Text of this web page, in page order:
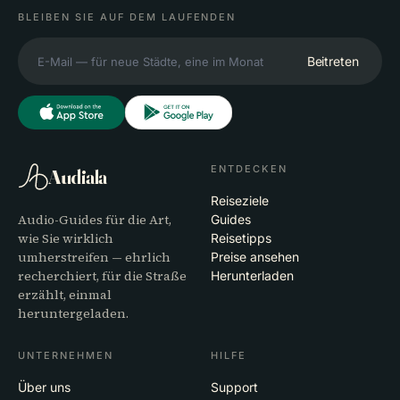
BLEIBEN SIE AUF DEM LAUFENDEN
Beitreten
Audiala
Audio-Guides für die Art,
wie Sie wirklich
umherstreifen — ehrlich
recherchiert, für die Straße
erzählt, einmal
heruntergeladen.
ENTDECKEN
Reiseziele
Guides
Reisetipps
Preise ansehen
Herunterladen
UNTERNEHMEN
Über uns
HILFE
Support